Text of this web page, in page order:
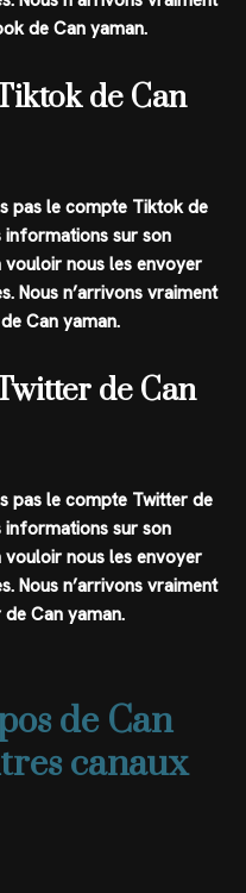
de Can yaman.
de Can
pas le compte Tiktokde
informations sur son
nous les envoyer
Nous n’arrivons vraiment
Can yaman.
de Can
pas le compte Twitter de
informations sur son
nous les envoyer
Nous n’arrivons vraiment
Can yaman.
de Can
canaux